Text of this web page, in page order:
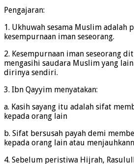
Pengajaran:
1. Ukhuwah sesama Muslim adalah
kesempurnaan iman seseorang.
2. Kesempurnaan iman seseorang
mengasihi saudara Muslim yang
dirinya sendiri.
3. Ibn Qayyim menyatakan:
a. Kasih sayang itu adalah sifat
kepada orang lain
b. Sifat bersusah payah demi
kepada orang lain atau
4. Sebelum peristiwa Hijrah,